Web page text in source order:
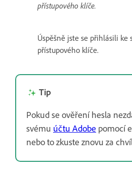
přístupového klíče.
Úspěšně jste se přihlásili ke
přístupového klíče.
Tip
Pokud se ověření hesla
svému účtu Adobe pomocí
nebo to zkuste znovu za